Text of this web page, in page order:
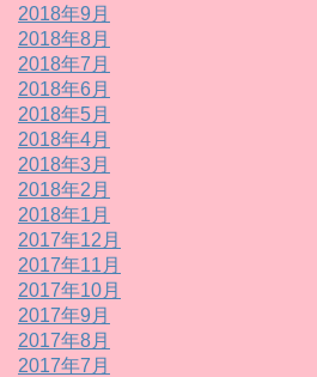
2018年9月
2018年8月
2018年7月
2018年6月
2018年5月
2018年4月
2018年3月
2018年2月
2018年1月
2017年12月
2017年11月
2017年10月
2017年9月
2017年8月
2017年7月